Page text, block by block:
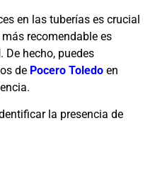
en las tuberías es crucial
recomendable es
. De hecho, puedes
de Pocero Toledo en
la presencia de